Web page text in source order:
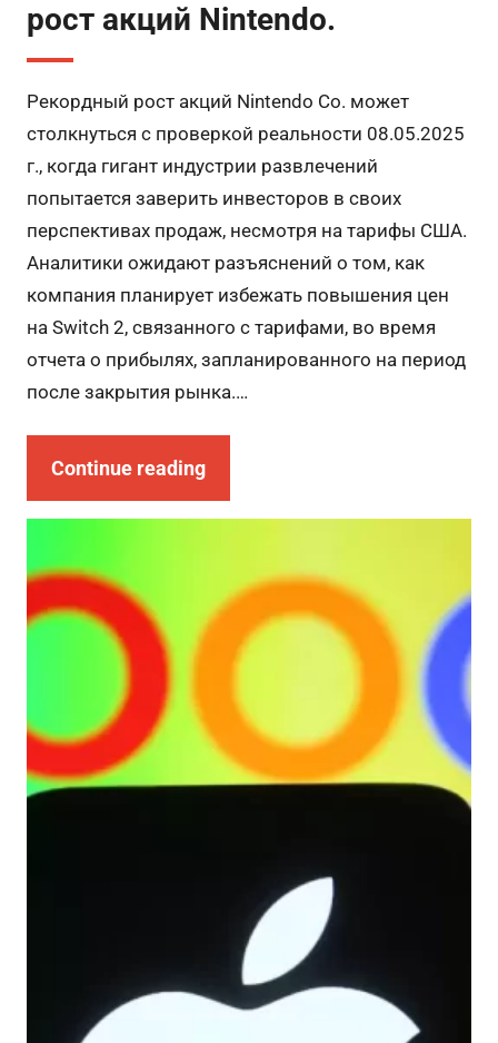
рост акций Nintendo.
Рекордный рост акций Nintendo Co. может
столкнуться с проверкой реальности 08.05.2025
г., когда гигант индустрии развлечений
попытается заверить инвесторов в своих
перспективах продаж, несмотря на тарифы США.
Аналитики ожидают разъяснений о том, как
компания планирует избежать повышения цен
на Switch 2, связанного с тарифами, во время
отчета о прибылях, запланированного на период
после закрытия рынка.…
Continue reading